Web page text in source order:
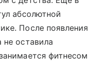
абсолютной
После появления
не оставила
фитнесом